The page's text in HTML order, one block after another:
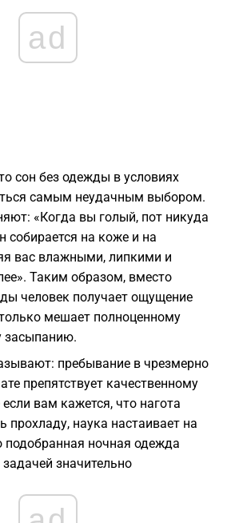
ad
сон без одежды в условиях
самым неудачным выбором.
«Когда вы голый, пот никуда
собирается на коже и на
вас влажными, липкими и
Таким образом, вместо
человек получает ощущение
мешает полноценному
засыпанию.
пребывание в чрезмерно
препятствует качественному
вам кажется, что нагота
прохладу, наука настаивает на
подобранная ночная одежда
значительно